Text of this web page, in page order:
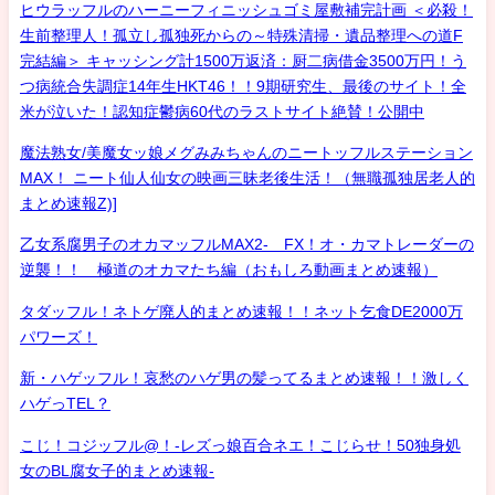
ヒウラッフルのハーニーフィニッシュゴミ屋敷補完計画 ＜必殺！
生前整理人！孤立し孤独死からの～特殊清掃・遺品整理への道F
完結編＞ キャッシング計1500万返済：厨二病借金3500万円！う
つ病統合失調症14年生HKT46！！9期研究生、最後のサイト！全
米が泣いた！認知症鬱病60代のラストサイト絶賛！公開中
魔法熟女/美魔女ッ娘メグみみちゃんのニートッフルステーション
MAX！ ニート仙人仙女の映画三昧老後生活！（無職孤独居老人的
まとめ速報Z)]
乙女系腐男子のオカマッフルMAX2- FX！オ・カマトレーダーの
逆襲！！ 極道のオカマたち編（おもしろ動画まとめ速報）
タダッフル！ネトゲ廃人的まとめ速報！！ネット乞食DE2000万
パワーズ！
新・ハゲッフル！哀愁のハゲ男の髪ってるまとめ速報！！激しく
ハゲっTEL？
こじ！コジッフル@！-レズっ娘百合ネエ！こじらせ！50独身処
女のBL腐女子的まとめ速報-